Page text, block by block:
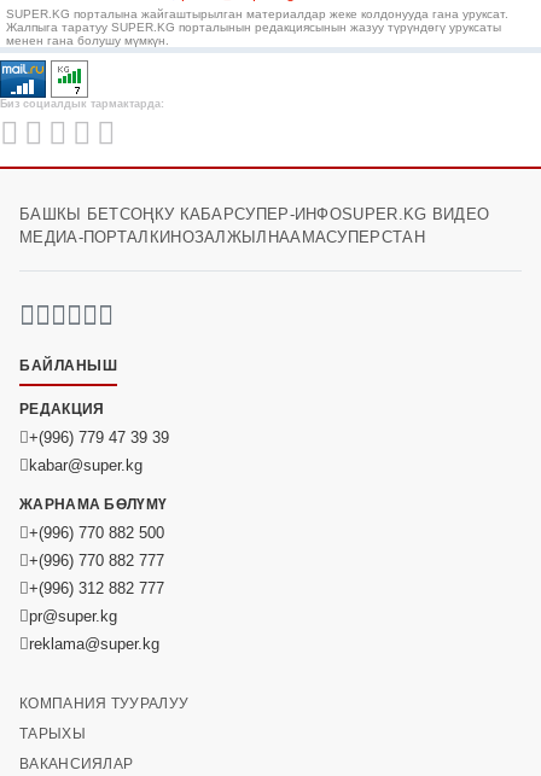
SUPER.KG порталына жайгаштырылган материалдар жеке колдонууда гана уруксат.
Жалпыга таратуу SUPER.KG порталынын редакциясынын жазуу түрүндөгү уруксаты
менен гана болушу мүмкүн.
Биз социалдык тармактарда:
БАШКЫ БЕТСОҢКУ КАБАРСУПЕР-ИНФОSUPER.KG ВИДЕО
МЕДИА-ПОРТАЛ КИНОЗАЛ ЖЫЛНААМАСУПЕРСТАН
БАЙЛАНЫШ
РЕДАКЦИЯ
+(996) 779 47 39 39
kabar@super.kg
ЖАРНАМА БӨЛҮМҮ
+(996) 770 882 500
+(996) 770 882 777
+(996) 312 882 777
pr@super.kg
reklama@super.kg
КОМПАНИЯ ТУУРАЛУУ
ТАРЫХЫ
ВАКАНСИЯЛАР